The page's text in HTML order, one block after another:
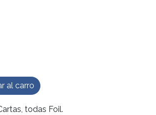
al carro
todas Foil.